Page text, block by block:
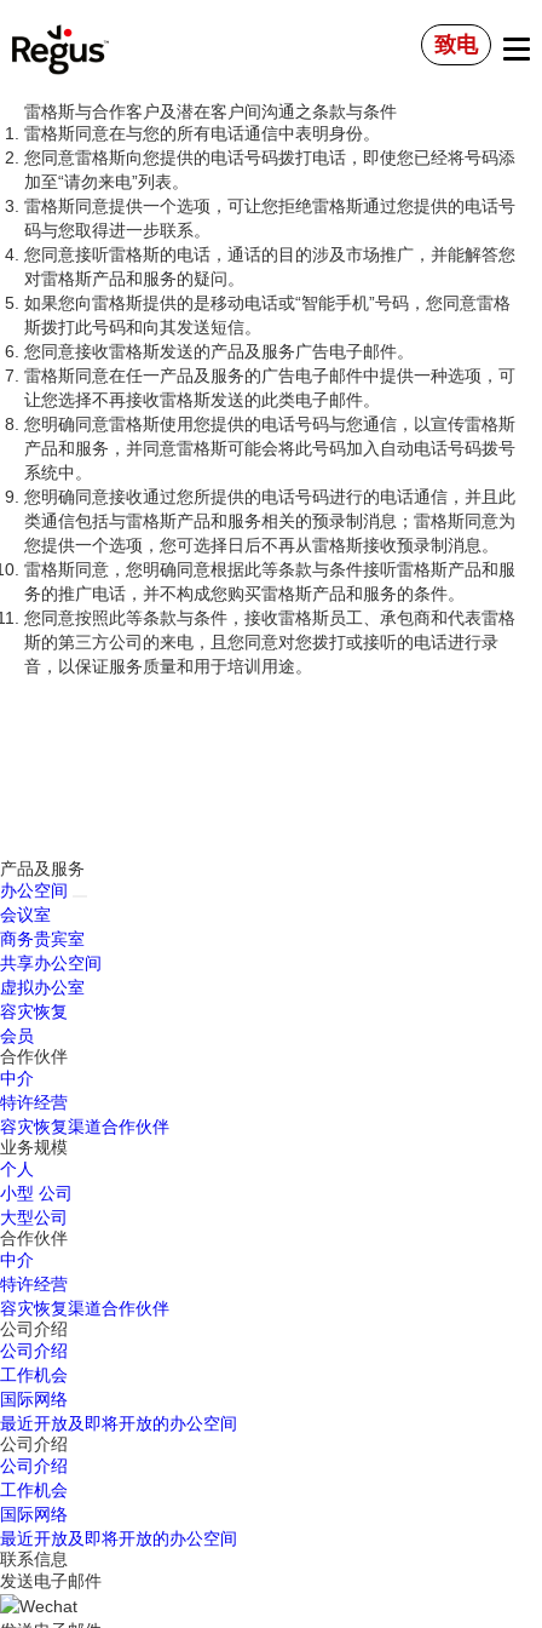
致电
雷格斯与合作客户及潜在客户间沟通之条款与条件
雷格斯同意在与您的所有电话通信中表明身份。
您同意雷格斯向您提供的电话号码拨打电话，即使您已经将号码添
加至“请勿来电”列表。
雷格斯同意提供一个选项，可让您拒绝雷格斯通过您提供的电话号
码与您取得进一步联系。
您同意接听雷格斯的电话，通话的目的涉及市场推广，并能解答您
对雷格斯产品和服务的疑问。
如果您向雷格斯提供的是移动电话或“智能手机”号码，您同意雷格
斯拨打此号码和向其发送短信。
您同意接收雷格斯发送的产品及服务广告电子邮件。
雷格斯同意在任一产品及服务的广告电子邮件中提供一种选项，可
让您选择不再接收雷格斯发送的此类电子邮件。
您明确同意雷格斯使用您提供的电话号码与您通信，以宣传雷格斯
产品和服务，并同意雷格斯可能会将此号码加入自动电话号码拨号
系统中。
您明确同意接收通过您所提供的电话号码进行的电话通信，并且此
类通信包括与雷格斯产品和服务相关的预录制消息；雷格斯同意为
您提供一个选项，您可选择日后不再从雷格斯接收预录制消息。
雷格斯同意，您明确同意根据此等条款与条件接听雷格斯产品和服
务的推广电话，并不构成您购买雷格斯产品和服务的条件。
您同意按照此等条款与条件，接收雷格斯员工、承包商和代表雷格
斯的第三方公司的来电，且您同意对您拨打或接听的电话进行录
音，以保证服务质量和用于培训用途。
产品及服务
办公空间
会议室
商务贵宾室
共享办公空间
虚拟办公室
容灾恢复
会员
合作伙伴
中介
特许经营
容灾恢复渠道合作伙伴
业务规模
个人
小型 公司
大型公司
合作伙伴
中介
特许经营
容灾恢复渠道合作伙伴
公司介绍
公司介绍
工作机会
国际网络
最近开放及即将开放的办公空间
公司介绍
公司介绍
工作机会
国际网络
最近开放及即将开放的办公空间
联系信息
发送电子邮件